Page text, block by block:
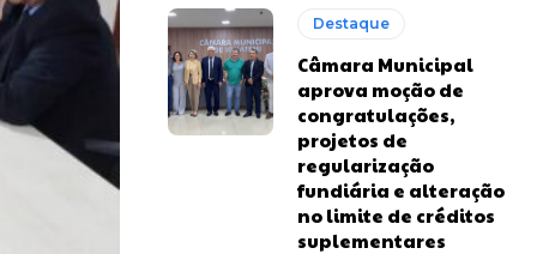
Destaque
Câmara Municipal
aprova moção de
congratulações,
projetos de
regularização
fundiária e alteração
no limite de créditos
suplementares